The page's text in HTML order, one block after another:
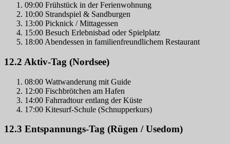
09:00 Frühstück in der Ferienwohnung
10:00 Strandspiel & Sandburgen
13:00 Picknick / Mittagessen
15:00 Besuch Erlebnisbad oder Spielplatz
18:00 Abendessen in familienfreundlichem Restaurant
12.2 Aktiv‑Tag (Nordsee)
08:00 Wattwanderung mit Guide
12:00 Fischbrötchen am Hafen
14:00 Fahrradtour entlang der Küste
17:00 Kitesurf‑Schule (Schnupperkurs)
12.3 Entspannungs‑Tag (Rügen / Usedom)